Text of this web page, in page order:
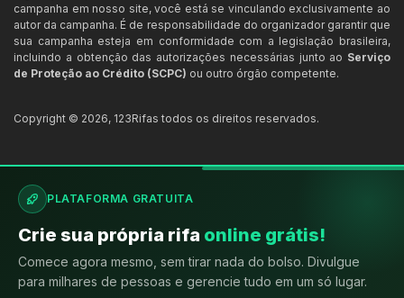
campanha em nosso site, você está se vinculando exclusivamente ao
autor da campanha. É de responsabilidade do organizador garantir que
sua campanha esteja em conformidade com a legislação brasileira,
incluindo a obtenção das autorizações necessárias junto ao Serviço
de Proteção ao Crédito (SCPC) ou outro órgão competente.
Copyright © 2026, 123Rifas todos os direitos reservados.
PLATAFORMA GRATUITA
Crie sua própria rifa online grátis!
Comece agora mesmo, sem tirar nada do bolso. Divulgue
para milhares de pessoas e gerencie tudo em um só lugar.